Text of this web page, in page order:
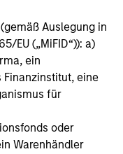
Auslegung in
EU („MiFID“)): a)
ein
eine
für
oder
Warenhändler
Vorschriften
ist der mögliche
angelegten
nicht, dass es sich
beachten Sie die
unter Ressourcen,
für die einzelnen